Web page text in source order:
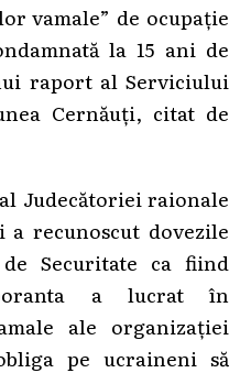
vamale” de ocupație
la 15 ani de
raport al Serviciului
Cernăuți, citat de
Judecătoriei raionale
a recunoscut dovezile
Securitate ca fiind
a lucrat în
ale organizației
pe ucraineni să